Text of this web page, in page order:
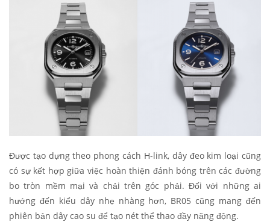
Được tạo dựng theo phong cách H-link, dây đeo kim loại cũng
có sự kết hợp giữa việc hoàn thiện đánh bóng trên các đường
bo tròn mềm mại và chải trên góc phải. Đối với những ai
hướng đến kiểu dây nhẹ nhàng hơn, BR05 cũng mang đến
phiên bản dây cao su để tạo nét thể thao đầy năng động.